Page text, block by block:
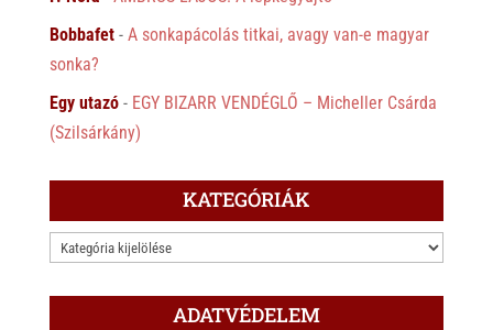
Bobbafet- A sonkapácolás titkai, avagy van-e magyar
sonka?
Egy utazó- EGY BIZARR VENDÉGLŐ – Micheller Csárda
(Szilsárkány)
KATEGÓRIÁK
KATEGÓRIÁK
ADATVÉDELEM